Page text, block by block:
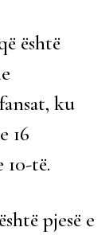
është
ku
16
të.
pjesë e